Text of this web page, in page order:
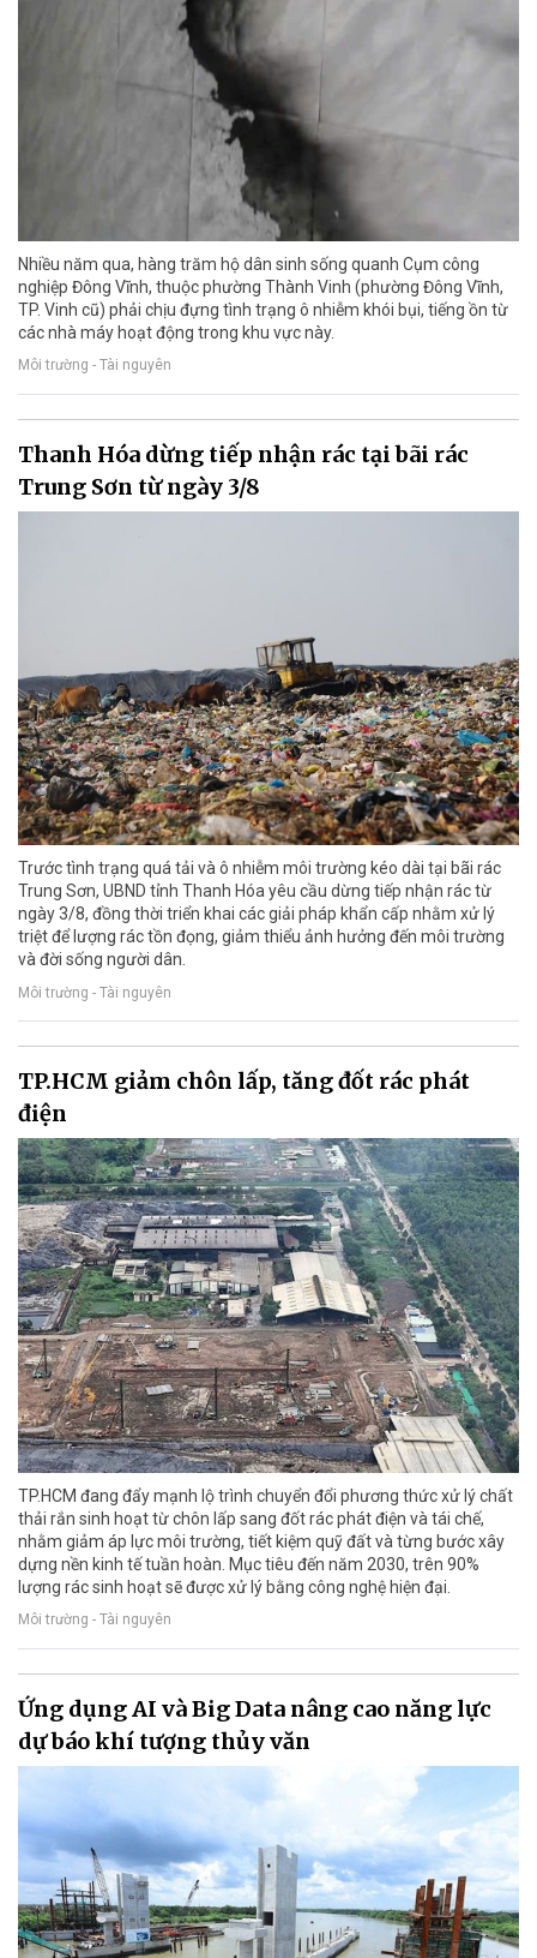
Nhiều năm qua, hàng trăm hộ dân sinh sống quanh Cụm công
nghiệp Đông Vĩnh, thuộc phường Thành Vinh (phường Đông Vĩnh,
TP. Vinh cũ) phải chịu đựng tình trạng ô nhiễm khói bụi, tiếng ồn từ
các nhà máy hoạt động trong khu vực này.
Môi trường - Tài nguyên
Thanh Hóa dừng tiếp nhận rác tại bãi rác
Trung Sơn từ ngày 3/8
Trước tình trạng quá tải và ô nhiễm môi trường kéo dài tại bãi rác
Trung Sơn, UBND tỉnh Thanh Hóa yêu cầu dừng tiếp nhận rác từ
ngày 3/8, đồng thời triển khai các giải pháp khẩn cấp nhằm xử lý
triệt để lượng rác tồn đọng, giảm thiểu ảnh hưởng đến môi trường
và đời sống người dân.
Môi trường - Tài nguyên
TP.HCM giảm chôn lấp, tăng đốt rác phát
điện
TP.HCM đang đẩy mạnh lộ trình chuyển đổi phương thức xử lý chất
thải rắn sinh hoạt từ chôn lấp sang đốt rác phát điện và tái chế,
nhằm giảm áp lực môi trường, tiết kiệm quỹ đất và từng bước xây
dựng nền kinh tế tuần hoàn. Mục tiêu đến năm 2030, trên 90%
lượng rác sinh hoạt sẽ được xử lý bằng công nghệ hiện đại.
Môi trường - Tài nguyên
Ứng dụng AI và Big Data nâng cao năng lực
dự báo khí tượng thủy văn